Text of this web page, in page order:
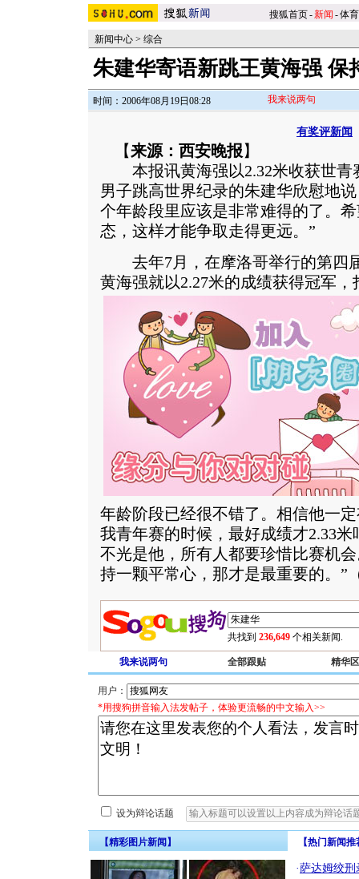
搜狐首页-新闻 -体育
新闻中心 > 综合
朱建华寄语新跳王黄海强 保
时间：2006年08月19日08:28 我来说两句
有奖评新闻
【来源：西安晚报 】
本报讯黄海强以2.32米收获世青
男子跳高世界纪录的朱建华欣慰地
个年龄段里应该是非常难得的了。
态，这样才能争取走得更远。”
去年7月，在摩洛哥举行的第四
黄海强就以2.27米的成绩获得冠军
年龄阶段已经很不错了。相信他一
我青年赛的时候，最好成绩才2.33
不光是他，所有人都要珍惜比赛机
持一颗平常心，那才是最重要的。”
共找到 236,649 个相关新闻.
我来说两句 全部跟贴 精华区
用户：
*用搜狗拼音输入法发帖子，体验更流畅的中文输入>>
设为辩论话题
【精彩图片新闻】 【热门新闻
·萨达姆绞刑